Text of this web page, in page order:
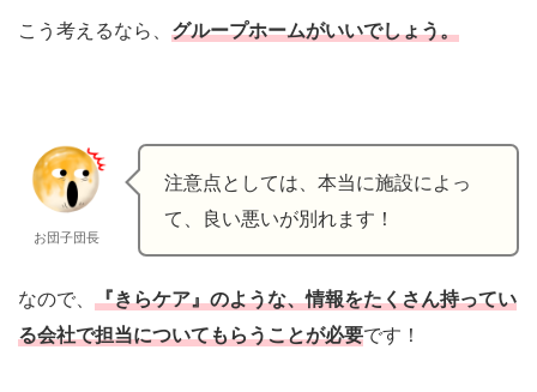
こう考えるなら、 グループホームがいいでしょう。
お団子団長
注意点としては、本当に施設によっ
て、良い悪いが別れます！
なので、 『きらケア』のような、情報をたくさん持ってい
る会社で担当についてもらうことが必要です！